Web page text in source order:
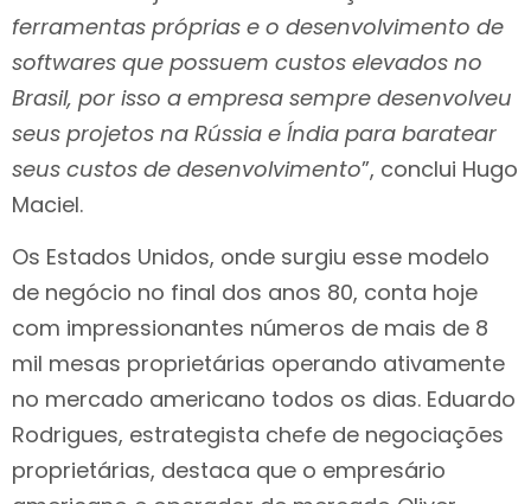
ferramentas próprias e o desenvolvimento de
softwares que possuem custos elevados no
Brasil, por isso a empresa sempre desenvolveu
seus projetos na Rússia e Índia para baratear
seus custos de desenvolvimento”, conclui Hugo
Maciel.
Os Estados Unidos, onde surgiu esse modelo
de negócio no final dos anos 80, conta hoje
com impressionantes números de mais de 8
mil mesas proprietárias operando ativamente
no mercado americano todos os dias. Eduardo
Rodrigues, estrategista chefe de negociações
proprietárias, destaca que o empresário